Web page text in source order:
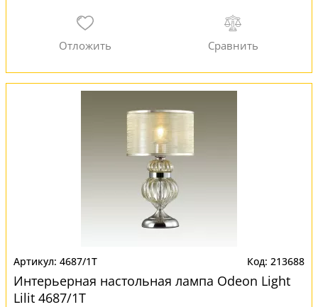
4687/1T 213688
Интерьерная настольная лампа Odeon Light
Lilit 4687/1T